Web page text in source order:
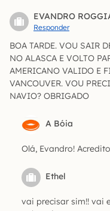
EVANDRO
Responder
BOA TARDE. VOU SAIR
NO ALASCA E VOLTO
AMERICANO VALIDO E
VANCOUVER. VOU
NAVIO? OBRIGADO
A Bóia
Olá, Evandro!
Ethel
vai precisar sim!! vai